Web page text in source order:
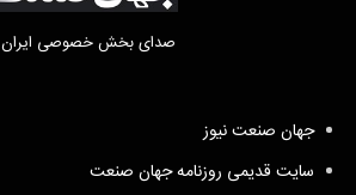
صدای بخش خصوصی ایران
جهان صنعت نیوز
سایت قدیمی روزنامه جهان صنعت